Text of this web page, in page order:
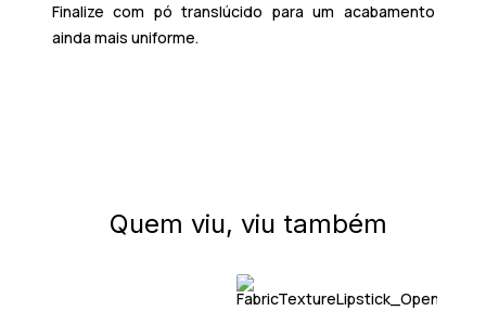
Finalize com pó translúcido para um acabamento
ainda mais uniforme.
Quem viu, viu também